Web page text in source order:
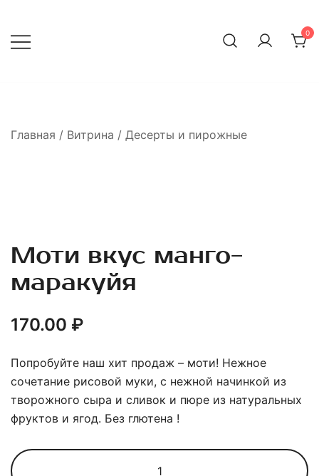
содержимому
0
Главная / Витрина / Десерты и пирожные
Моти вкус манго-
маракуйя
170.00 ₽
Попробуйте наш хит продаж – моти! Нежное
сочетание рисовой муки, с нежной начинкой из
творожного сыра и сливок и пюре из натуральных
фруктов и ягод. Без глютена !